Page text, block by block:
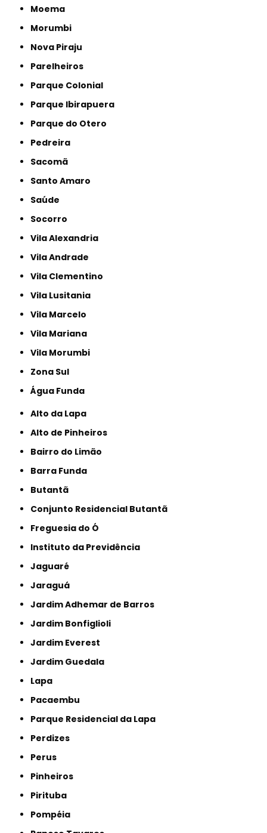
Moema
Morumbi
Nova Piraju
Parelheiros
Parque Colonial
Parque Ibirapuera
Parque do Otero
Pedreira
Sacomã
Santo Amaro
Saúde
Socorro
Vila Alexandria
Vila Andrade
Vila Clementino
Vila Lusitania
Vila Marcelo
Vila Mariana
Vila Morumbi
Zona Sul
Água Funda
Alto da Lapa
Alto de Pinheiros
Bairro do Limão
Barra Funda
Butantã
Conjunto Residencial Butantã
Freguesia do Ó
Instituto da Previdência
Jaguaré
Jaraguá
Jardim Adhemar de Barros
Jardim Bonfiglioli
Jardim Everest
Jardim Guedala
Lapa
Pacaembu
Parque Residencial da Lapa
Perdizes
Perus
Pinheiros
Pirituba
Pompéia